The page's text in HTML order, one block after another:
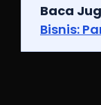
Baca
Bisnis: